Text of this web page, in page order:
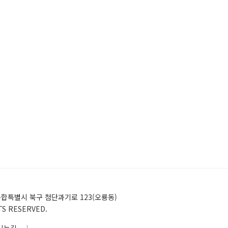
별시 북구 첨단과기로 123(오룡동)
RESERVED.